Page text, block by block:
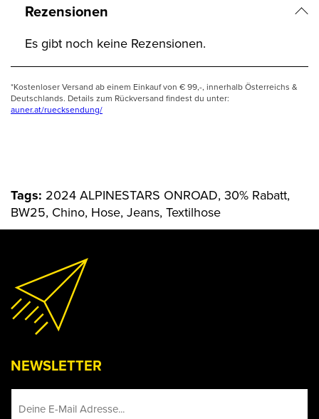
Rezensionen
Es gibt noch keine Rezensionen.
*Kostenloser Versand ab einem Einkauf von € 99,-, innerhalb Österreichs &
Deutschlands. Details zum Rückversand findest du unter:
auner.at/ruecksendung/
Tags: 2024 ALPINESTARS ONROAD, 30% Rabatt,
BW25, Chino, Hose, Jeans, Textilhose
NEWSLETTER